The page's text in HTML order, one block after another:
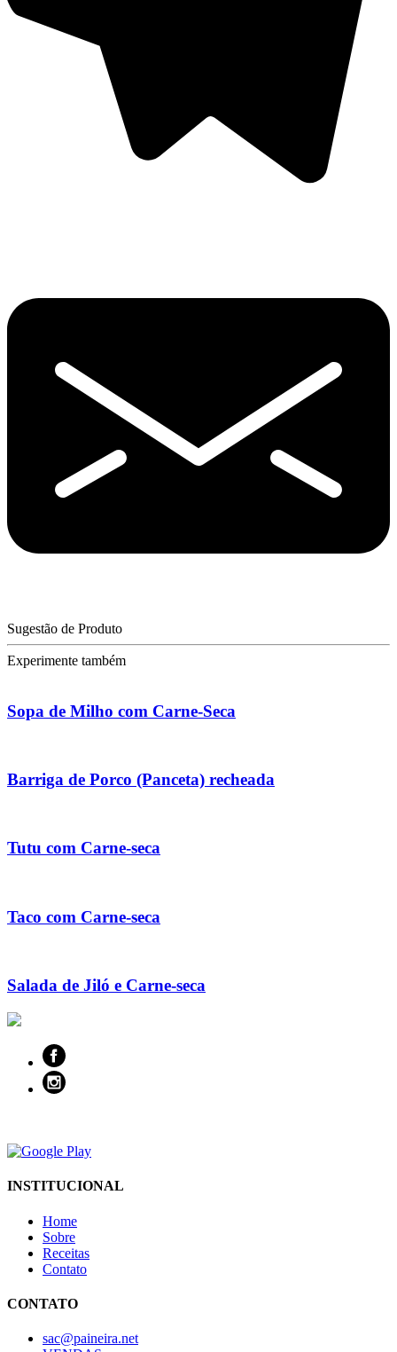
Sugestão de Produto
Experimente também
Sopa de Milho com Carne-Seca
Barriga de Porco (Panceta) recheada
Tutu com Carne-seca
Taco com Carne-seca
Salada de Jiló e Carne-seca
INSTITUCIONAL
Home
Sobre
Receitas
Contato
CONTATO
sac@paineira.net